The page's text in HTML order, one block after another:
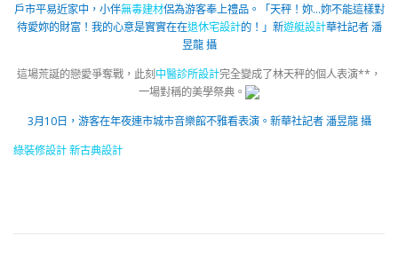
戶市平易近家中，小伴無毒建材侶為游客奉上禮品。「天秤！妳…妳不能這樣對
待愛妳的財富！我的心意是實實在在退休宅設計的！」 新遊艇設計華社記者 潘
昱龍 攝
這場荒誕的戀愛爭奪戰，此刻中醫診所設計完全變成了林天秤的個人表演**，
一場對稱的美學祭典。
3月10日，游客在年夜連市城市音樂館不雅看表演。 新華社記者 潘昱龍 攝
綠裝修設計新古典設計